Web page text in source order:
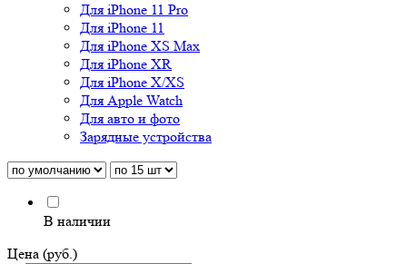
Для iPhone 11 Pro
Для iPhone 11
Для iPhone XS Max
Для iPhone XR
Для iPhone X/XS
Для Apple Watch
Для авто и фото
Зарядные устройства
В наличии
Цена (руб.)